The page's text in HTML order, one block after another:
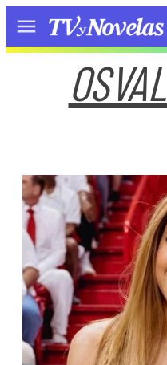
Menú